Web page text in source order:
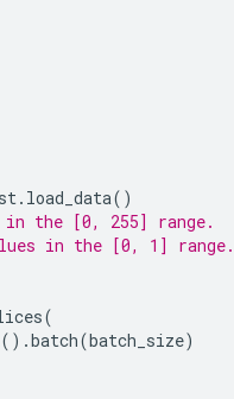
. load_data()
in the [0, 255] range.
in the [0, 1] range.
(
().batch(batch_size)